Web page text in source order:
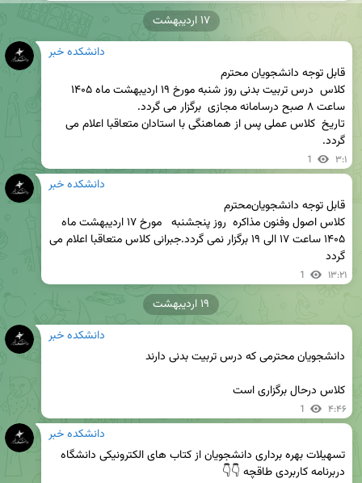
دانشکده خبر
گردد.
1 ۳:۱
۱۷ اردیبهشت
دانشکده خبر
گردد
1 ۱۳:۲۱
دانشکده خبر
کلاس درحال برگزاری است
1 ۴:۴۶
۱۹ اردیبهشت
دانشکده خبر
دربرنامه کاربردی طاقچه 👇👇